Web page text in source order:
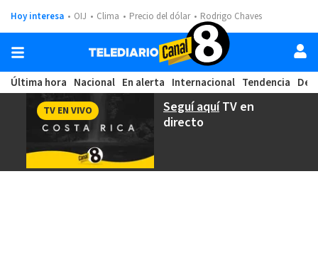
Hoy interesa OIJ Clima Precio del dólar Rodrigo Chaves
Última hora Nacional En alerta Internacional Tendencia
Seguí aquíTV en
directo
TV EN VIVO